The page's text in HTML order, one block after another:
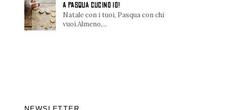
A PASQUA CUCINO IO!
Natale con i tuoi, Pasqua con chi
vuoi.Almeno,...